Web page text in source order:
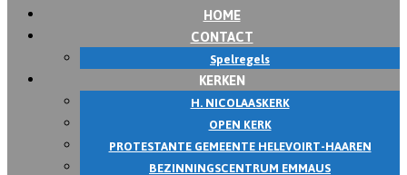
HOME
CONTACT
Spelregels
KERKEN
H. NICOLAASKERK
OPEN KERK
PROTESTANTE GEMEENTE HELEVOIRT-HAAREN
BEZINNINGSCENTRUM EMMAUS